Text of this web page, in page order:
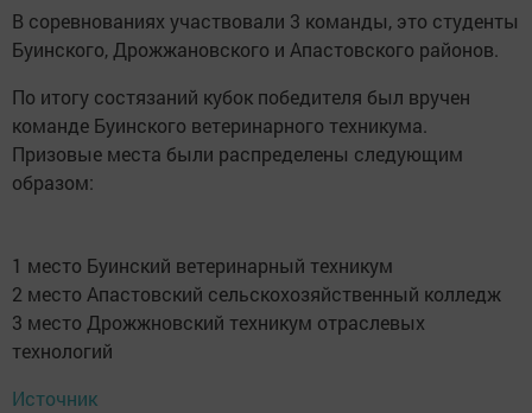
В соревнованиях участвовали 3 команды, это студенты
Буинского, Дрожжановского и Апастовского районов.
По итогу состязаний кубок победителя был вручен
команде Буинского ветеринарного техникума.
Призовые места были распределены следующим
образом:
1 место Буинский ветеринарный техникум
2 место Апастовский сельскохозяйственный колледж
3 место Дрожжновский техникум отраслевых
технологий
Источник